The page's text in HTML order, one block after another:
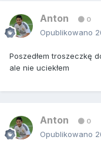
Anton 0
Opublikowano
Poszedłem troszeczkę
ale nie uciekłem
Anton 0
Opublikowano